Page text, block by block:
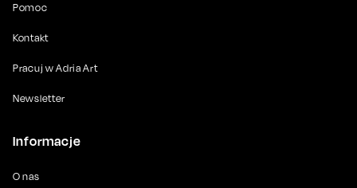
Pomoc
Kontakt
Pracuj w Adria Art
Newsletter
Informacje
O nas